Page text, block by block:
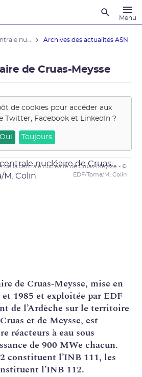
Menu
Archives des actualités ASN
de Cruas-Meysse
de cookies pour accéder aux
Twitter, Facebook et LinkedIn ?
Oui Toujours
de la centrale nucléaire de Cruas-Meysse - ©
EDF/Toma/M. Colin
de Cruas‑Meysse, mise en
1985 et exploitée parEDF
de l’Ardèche sur le territoire
et de Meysse, est
réacteurs à eau sous
de 900 MWe chacun.
constituent l’INB 111, les
l’INB 112.